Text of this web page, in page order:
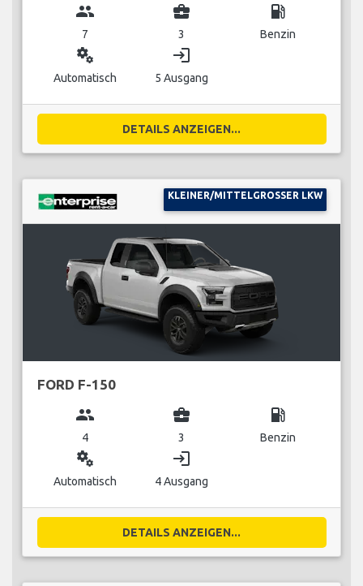
group
7
business_center
3
local_gas_station
Benzin
miscellaneous_services
Automatisch
login
5 Ausgang
DETAILS ANZEIGEN...
KLEINER/MITTELGROSSER LKW
FORD F-150
group
4
business_center
3
local_gas_station
Benzin
miscellaneous_services
Automatisch
login
4 Ausgang
DETAILS ANZEIGEN...